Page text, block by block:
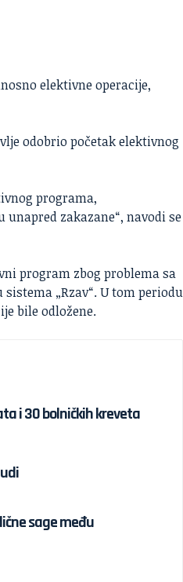
elektivne operacije,
odobrio početak elektivnog
programa,
unapred zakazane“, navodi se
program zbog problema sa
„Rzav“. U tom periodu
bile odložene.
i 30 bolničkih kreveta
sage među